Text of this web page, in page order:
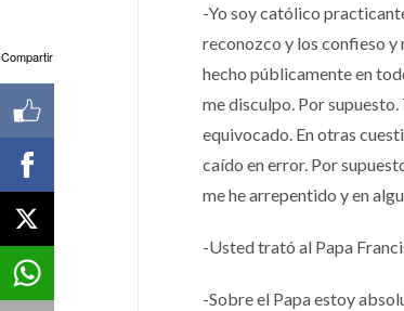
-Yo soy católico
reconozco y los confieso y
hecho públicamente en
me disculpo. Por supuesto.
equivocado. En otras
caído en error. Por
me he arrepentido y en
-Usted trató al Papa
-Sobre el Papa estoy
Compartir